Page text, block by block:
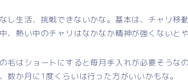
なし生活、挑戦できないかな。基本は、チャリ移
、熱い中のチャリはなかなか精神が強くないと
の毛はショートにすると毎月手入れが必要そうな
数か月に1度くらいは行った方がいいかもな。